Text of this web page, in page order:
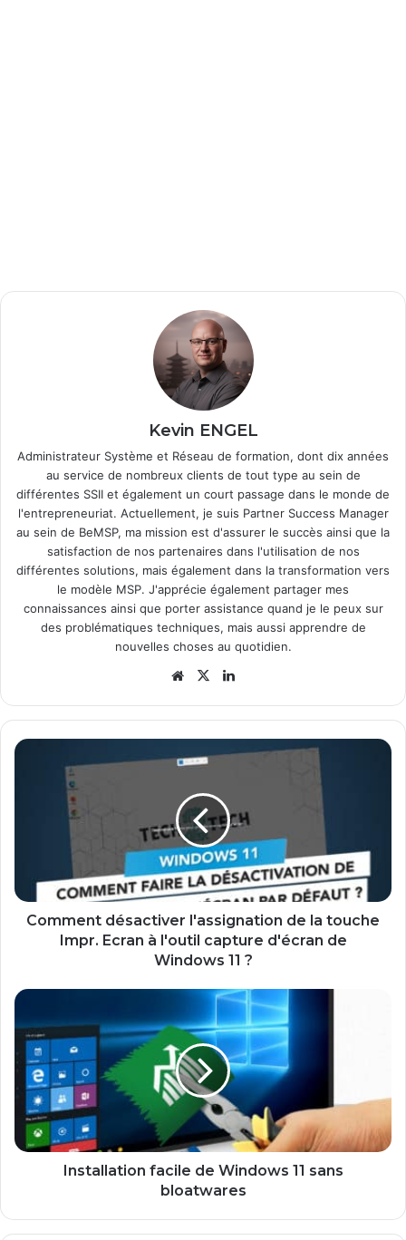
Kevin ENGEL
Administrateur Système et Réseau de formation, dont dix années
au service de nombreux clients de tout type au sein de
différentes SSII et également un court passage dans le monde de
l'entrepreneuriat. Actuellement, je suis Partner Success Manager
au sein de BeMSP, ma mission est d'assurer le succès ainsi que la
satisfaction de nos partenaires dans l'utilisation de nos
différentes solutions, mais également dans la transformation vers
le modèle MSP. J'apprécie également partager mes
connaissances ainsi que porter assistance quand je le peux sur
des problématiques techniques, mais aussi apprendre de
nouvelles choses au quotidien.
Website
X
Comment
désactiver
l'assignation
Ecran
à
l'outil
Windows
?
Comment désactiver l'assignation de la touche
Impr. Ecran à l'outil capture d'écran de
Windows 11 ?
Installation
de
Windows
sans
bloatwares
Installation facile de Windows 11 sans
bloatwares